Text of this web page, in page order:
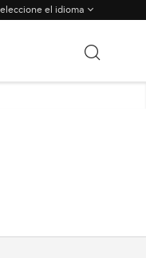
el idioma